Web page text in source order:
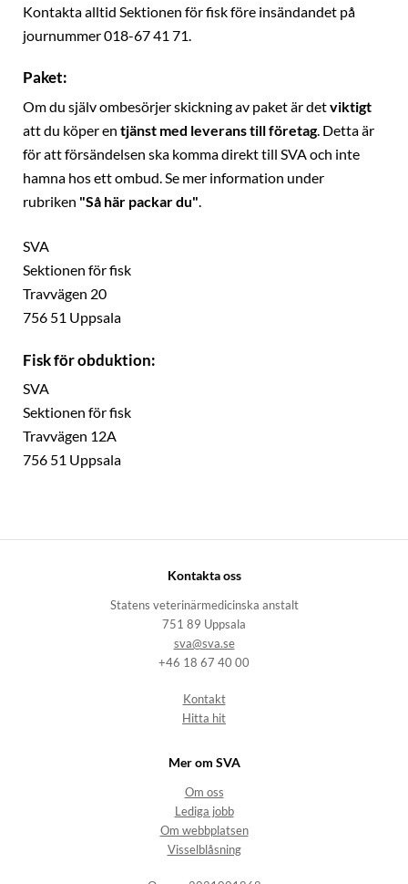
Kontakta alltid Sektionen för fisk före insändandet på
journummer 018-67 41 71.
Paket:
Om du själv ombesörjer skickning av paket är detviktigt
att du köper en tjänst med leverans till företag. Detta är
för att försändelsen ska komma direkt till SVA och inte
hamna hos ett ombud. Se mer information under
rubriken "Så här packar du".
SVA
Sektionen för fisk
Travvägen 20
756 51 Uppsala
Fisk för obduktion:
SVA
Sektionen för fisk
Travvägen 12A
756 51 Uppsala
Kontakta oss
Statens veterinärmedicinska anstalt
751 89 Uppsala
sva@sva.se
+46 18 67 40 00
Kontakt
Hitta hit
Mer om SVA
Om oss
Lediga jobb
Om webbplatsen
Visselblåsning